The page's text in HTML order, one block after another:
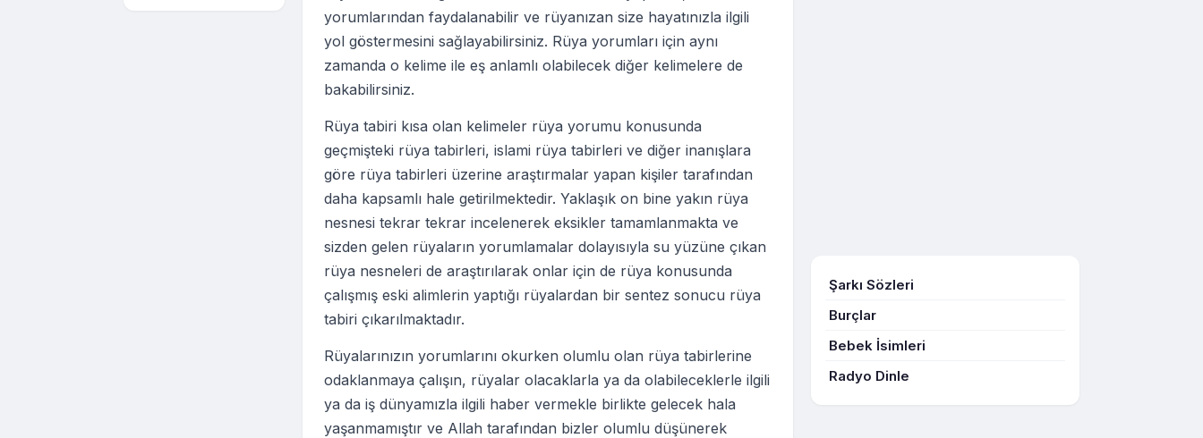
yorumlarından faydalanabilir ve rüyanızan size hayatınızla ilgili
yol göstermesini sağlayabilirsiniz. Rüya yorumları için aynı
zamanda o kelime ile eş anlamlı olabilecek diğer kelimelere de
bakabilirsiniz.
Rüya tabiri kısa olan kelimeler rüya yorumu konusunda
geçmişteki rüya tabirleri, islami rüya tabirleri ve diğer inanışlara
göre rüya tabirleri üzerine araştırmalar yapan kişiler tarafından
daha kapsamlı hale getirilmektedir. Yaklaşık on bine yakın rüya
nesnesi tekrar tekrar incelenerek eksikler tamamlanmakta ve
sizden gelen rüyaların yorumlamalar dolayısıyla su yüzüne çıkan
rüya nesneleri de araştırılarak onlar için de rüya konusunda
çalışmış eski alimlerin yaptığı rüyalardan bir sentez sonucu rüya
tabiri çıkarılmaktadır.
Rüyalarınızın yorumlarını okurken olumlu olan rüya tabirlerine
odaklanmaya çalışın, rüyalar olacaklarla ya da olabileceklerle ilgili
ya da iş dünyamızla ilgili haber vermekle birlikte gelecek hala
yaşanmamıştır ve Allah tarafından bizler olumlu düşünerek
Şarkı Sözleri
Burçlar
Bebek İsimleri
Radyo Dinle